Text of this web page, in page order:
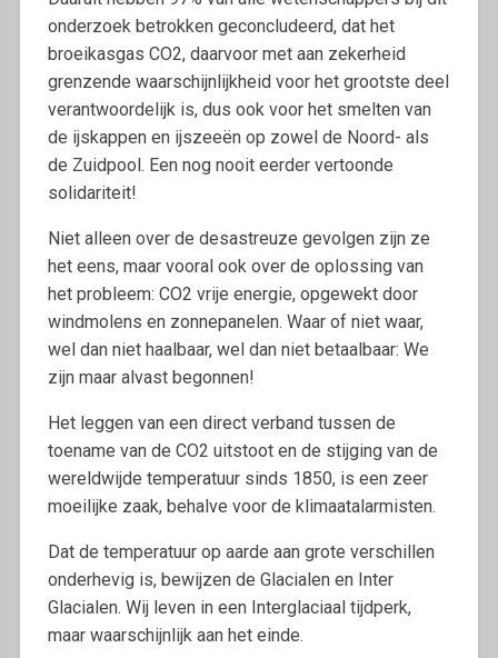
onderzoek betrokken geconcludeerd, dat het
broeikasgas CO2, daarvoor met aan zekerheid
grenzende waarschijnlijkheid voor het grootste deel
verantwoordelijk is, dus ook voor het smelten van
de ijskappen en ijszeeën op zowel de Noord- als
de Zuidpool. Een nog nooit eerder vertoonde
solidariteit!
Niet alleen over de desastreuze gevolgen zijn ze
het eens, maar vooral ook over de oplossing van
het probleem: CO2 vrije energie, opgewekt door
windmolens en zonnepanelen. Waar of niet waar,
wel dan niet haalbaar, wel dan niet betaalbaar: We
zijn maar alvast begonnen!
Het leggen van een direct verband tussen de
toename van de CO2 uitstoot en de stijging van de
wereldwijde temperatuur sinds 1850, is een zeer
moeilijke zaak, behalve voor de klimaatalarmisten.
Dat de temperatuur op aarde aan grote verschillen
onderhevig is, bewijzen de Glacialen en Inter
Glacialen. Wij leven in een Interglaciaal tijdperk,
maar waarschijnlijk aan het einde.